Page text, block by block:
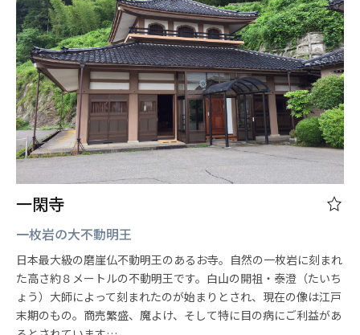
一閑寺
一枚岩の大不動明王
日本最大級の磨崖仏不動明王のあるお寺。自然の一枚岩に刻まれ
た高さ約８メートルの不動明王です。白山の開祖・泰澄（たいち
ょう）大師によって刻まれたのが始まりとされ、現在の像は江戸
末期のもの。商売繁盛、魔よけ、そして特に目の病にご利益があ